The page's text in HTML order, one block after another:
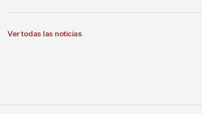
Ver todas las noticias